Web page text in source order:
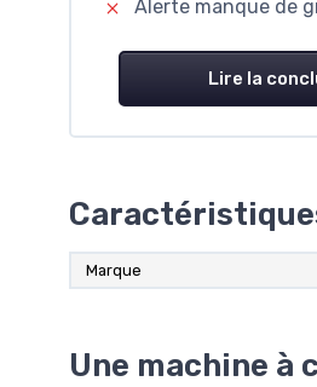
Alerte manque de
Lire la
Marque
Une machine à